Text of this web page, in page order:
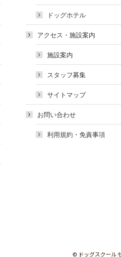
ドッグホテル
アクセス・施設案内
施設案内
スタッフ募集
サイトマップ
お問い合わせ
利用規約・免責事項
© ドッグスクール